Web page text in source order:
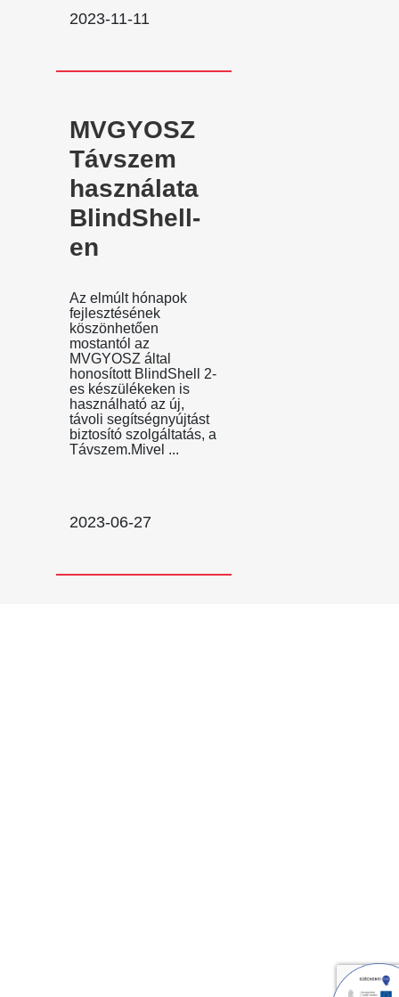
2023-11-11
MVGYOSZ
Távszem
használata
BlindShell-
en
Az elmúlt hónapok
fejlesztésének
köszönhetően
mostantól az
MVGYOSZ által
honosított BlindShell 2-
es készülékeken is
használható az új,
távoli segítségnyújtást
biztosító szolgáltatás, a
Távszem.Mivel ...
2023-06-27